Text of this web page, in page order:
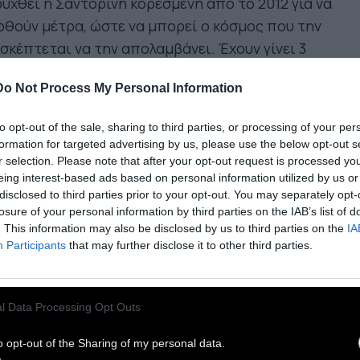
Not Process My Personal Information
opt-out of the sale, sharing to third parties, or processing of your
for targeted advertising by us, please use the below opt-out
selection. Please note that after your opt-out request is processed
interest-based ads based on personal information utilized by us
to third parties prior to your opt-out. You may separately
of your personal information by third parties on the IAB’s list of
This information may also be disclosed by us to third parties on the
Participants that may further disclose it to other third parties.
Data Processing Opt Outs
opt-out of the Sharing of my personal data.
μέτρα, ώστε να μπορεί ο κόσμος που την
να την απολαμβάνει. Έχουν γίνει 3
έγινε από το Παρατηρητήριο Βιώσιμου
καθηγητής Πανεπιστημίου Αιγαίου, στην
που κατέθεσε το 2017, έλεγε πως έχουμε
κατοίκων ανάλογη με την Αττική στην
του νομού. Η δόμηση έχει ενώσει τους
θεωρώ ότι είναι πολύ μεγαλύτερη από
που θα έπρεπε να είναι στη Σαντορίνη
ότι στην αυτοδιοίκηση δεν έχουν την
το 2012 ως το 2019 η